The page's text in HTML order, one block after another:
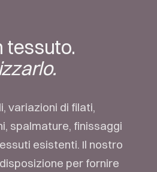
tessuto.
variazioni di filati,
spalmature, finissaggi
esistenti. Il nostro
per fornire